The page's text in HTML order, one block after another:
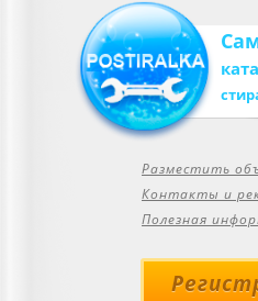
Разместить
Контакты и
Полезная